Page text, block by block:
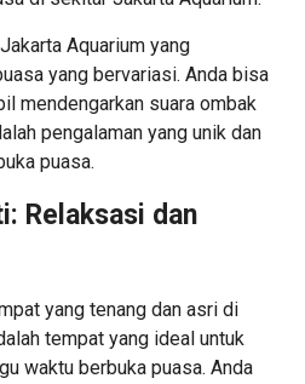
Aquarium yang
yang bervariasi. Anda bisa
mendengarkan suara ombak
pengalaman yang unik dan
puasa.
Relaksasi dan
yang tenang dan asri di
tempat yang ideal untuk
waktu berbuka puasa. Anda